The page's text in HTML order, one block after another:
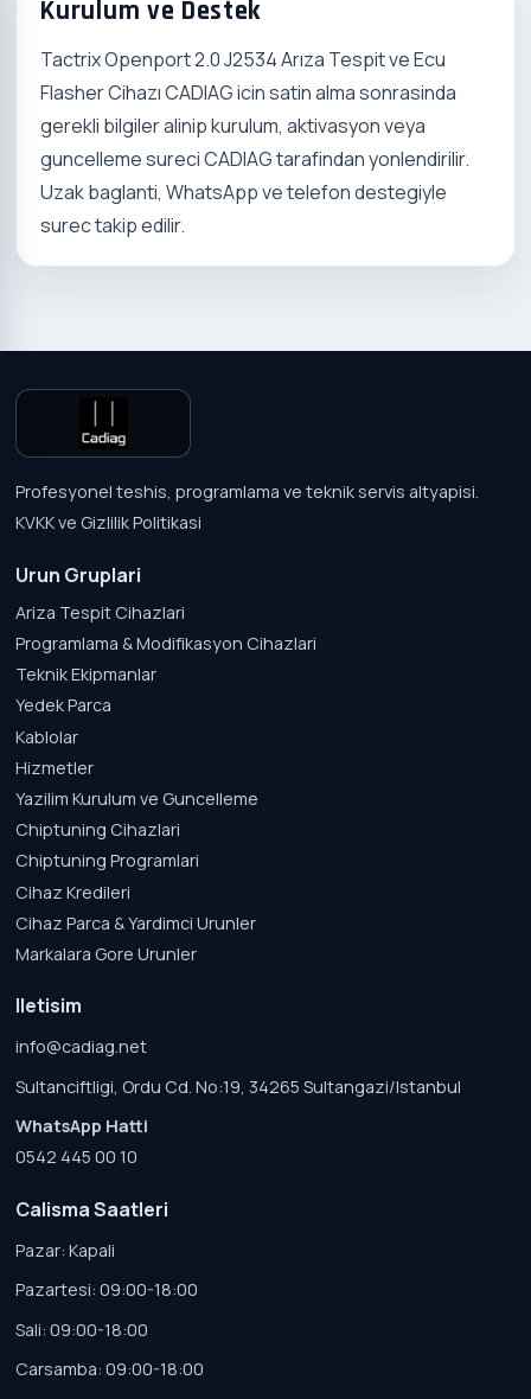
Kurulum ve Destek
Tactrix Openport 2.0 J2534 Arıza Tespit ve Ecu
Flasher Cihazı CADIAG icin satin alma sonrasinda
gerekli bilgiler alinip kurulum, aktivasyon veya
guncelleme sureci CADIAG tarafindan yonlendirilir.
Uzak baglanti, WhatsApp ve telefon destegiyle
surec takip edilir.
Profesyonel teshis, programlama ve teknik servis altyapisi.
KVKK ve Gizlilik Politikasi
Urun Gruplari
Ariza Tespit Cihazlari
Programlama & Modifikasyon Cihazlari
Teknik Ekipmanlar
Yedek Parca
Kablolar
Hizmetler
Yazilim Kurulum ve Guncelleme
Chiptuning Cihazlari
Chiptuning Programlari
Cihaz Kredileri
Cihaz Parca & Yardimci Urunler
Markalara Gore Urunler
Iletisim
info@cadiag.net
Sultanciftligi, Ordu Cd. No:19, 34265 Sultangazi/Istanbul
WhatsApp Hatti
0542 445 00 10
Calisma Saatleri
Pazar: Kapali
Pazartesi: 09:00-18:00
Sali: 09:00-18:00
Carsamba: 09:00-18:00